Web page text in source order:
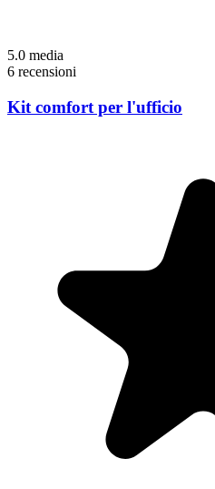
5.0 media
6 recensioni
Kit comfort per l'ufficio